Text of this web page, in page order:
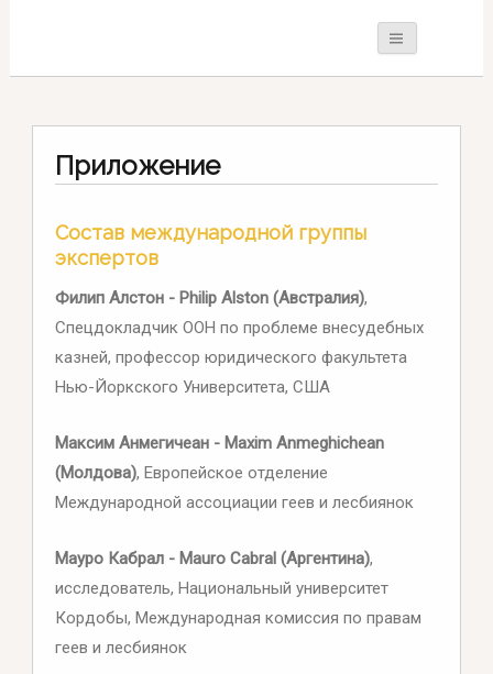
Приложение
Состав международной группы
экспертов
Филип Алстон - Philip Alston (Австралия),
Спецдокладчик ООН по проблеме внесудебных
казней, профессор юридического факультета
Нью-Йоркского Университета, США
Максим Анмегичеан - Maxim Anmeghichean
(Молдова), Европейское отделение
Международной ассоциации геев и лесбиянок
Мауро Кабрал - Mauro Cabral (Аргентина),
исследователь, Национальный университет
Кордобы, Международная комиссия по правам
геев и лесбиянок